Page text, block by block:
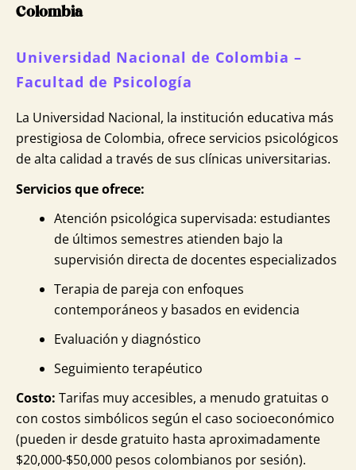
Colombia
Universidad Nacional de Colombia –
Facultad de Psicología
La Universidad Nacional, la institución educativa más
prestigiosa de Colombia, ofrece servicios psicológicos
de alta calidad a través de sus clínicas universitarias.
Servicios que ofrece:
Atención psicológica supervisada: estudiantes
de últimos semestres atienden bajo la
supervisión directa de docentes especializados
Terapia de pareja con enfoques
contemporáneos y basados en evidencia
Evaluación y diagnóstico
Seguimiento terapéutico
Costo: Tarifas muy accesibles, a menudo gratuitas o
con costos simbólicos según el caso socioeconómico
(pueden ir desde gratuito hasta aproximadamente
$20,000-$50,000 pesos colombianos por sesión).